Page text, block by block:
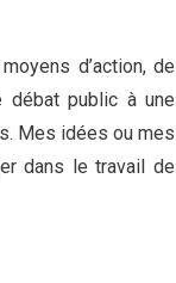
d’action, de
débat public à une
Mes idées ou mes
dans le travail de